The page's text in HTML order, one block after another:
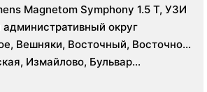
Magnetom Symphony 1.5 Т, УЗИ
округ
Вешняки, Восточный, Восточное
Ивановское, Измайлово,
Метрогородок, Новогиреево,
Преображенское, Северное
Измайлово, Бульвар
Новокосино,
Перово, Щелковская